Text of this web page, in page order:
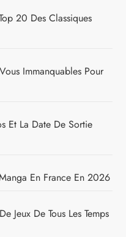
20 Des Classiques
Immanquables Pour
Et La Date De Sortie
En France En 2026
Jeux De Tous Les Temps